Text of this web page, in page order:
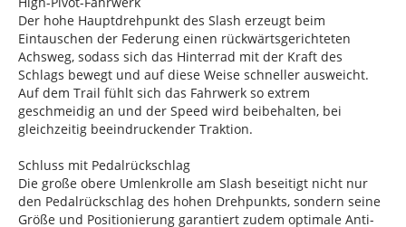
Der hohe Hauptdrehpunkt des Slash erzeugt beim
Eintauschen der Federung einen rückwärtsgerichteten
Achsweg, sodass sich das Hinterrad mit der Kraft des
Schlags bewegt und auf diese Weise schneller ausweicht.
Auf dem Trail fühlt sich das Fahrwerk so extrem
geschmeidig an und der Speed wird beibehalten, bei
gleichzeitig beeindruckender Traktion.
Schluss mit Pedalrückschlag
Die große obere Umlenkrolle am Slash beseitigt nicht nur
den Pedalrückschlag des hohen Drehpunkts, sondern seine
Größe und Positionierung garantiert zudem optimale Anti-